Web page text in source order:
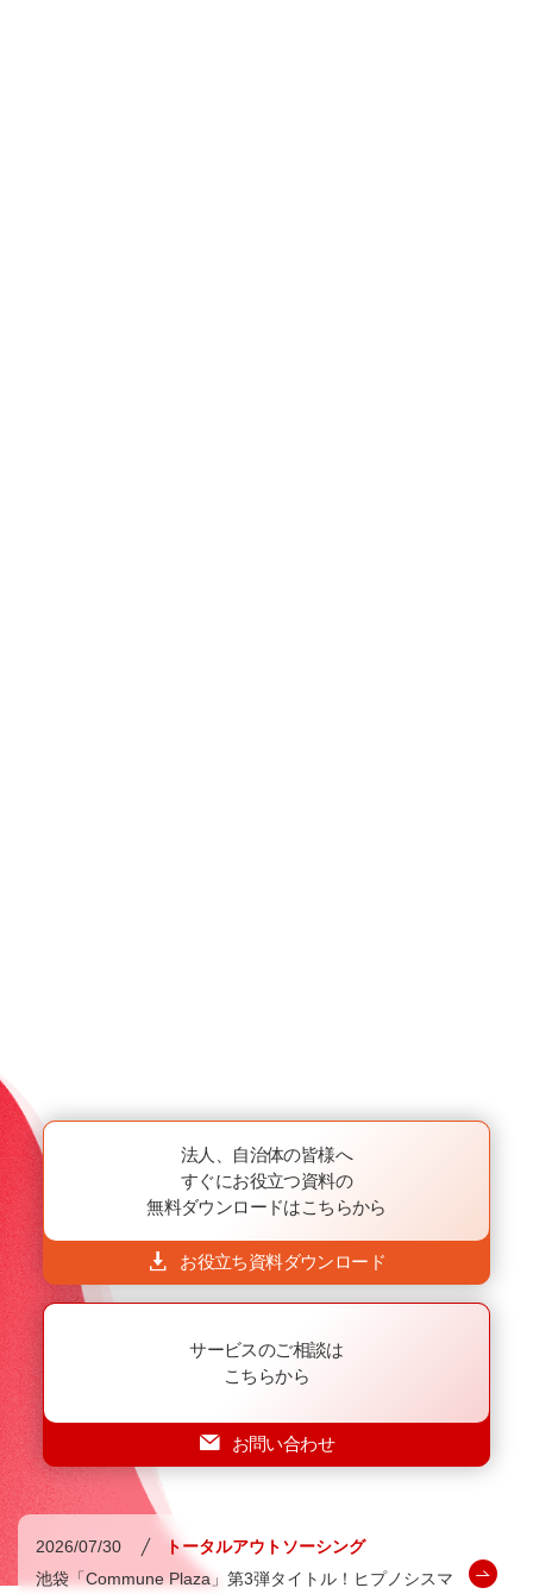
サービスのご相談は
こちらから
お問い合わせ
法人、自治体の皆様へ
すぐにお役立つ資料の
無料ダウンロードはこちらから
お役立ち資料ダウンロード
2026/07/30
トータルアウトソーシング
池袋「Commune Plaza」第3弾タイトル！ヒプノシスマ